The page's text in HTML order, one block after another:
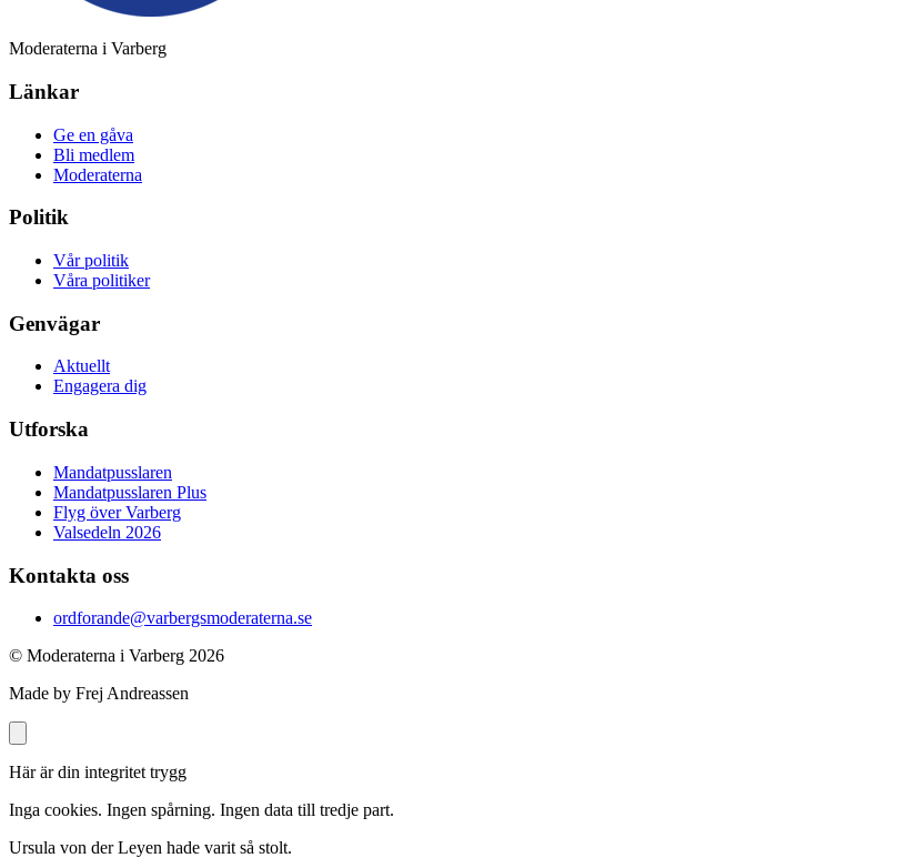
Moderaterna i Varberg
Länkar
Ge en gåva
Bli medlem
Moderaterna
Politik
Vår politik
Våra politiker
Genvägar
Aktuellt
Engagera dig
Utforska
Mandatpusslaren
Mandatpusslaren Plus
Flyg över Varberg
Valsedeln 2026
Kontakta oss
ordforande@varbergsmoderaterna.se
© Moderaterna i Varberg 2026
Made by Frej Andreassen
Här är din integritet trygg
Inga cookies. Ingen spårning. Ingen data till tredje part.
Ursula von der Leyen hade varit så stolt.